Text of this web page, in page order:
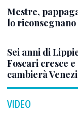
Mestre,
lo
Sei anni di
Foscari cresce
cambierà
VIDEO